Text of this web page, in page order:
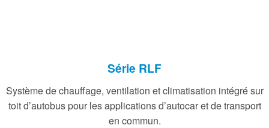
Série RLF
Système de chauffage, ventilation et climatisation intégré sur
toit d’autobus pour les applications d’autocar et de transport
en commun.